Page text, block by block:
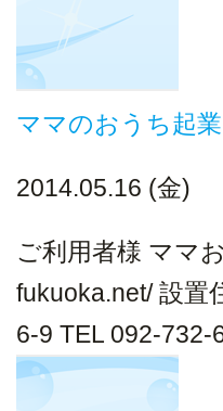
ママのおうち起
2014.05.16 (金)
ご利用者様 ママ
fukuoka.net/ 設置
6-9 TEL 092-732-